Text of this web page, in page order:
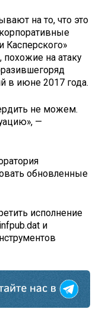
на то, что это
Касперского»
на атаку
в июне 2017 года.
не можем.
—
обновленные
исполнение
и